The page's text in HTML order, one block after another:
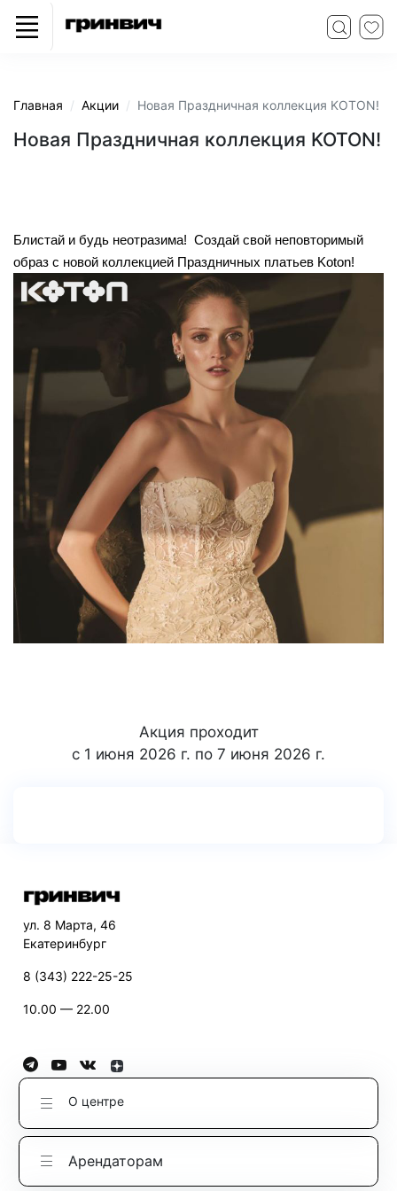
Главная Акции Новая Праздничная коллекция KOTON!
Новая Праздничная коллекция KOTON!
Блистай и будь неотразима! Создай свой неповторимый
образ с новой коллекцией Праздничных платьев Koton!
Акция проходит
с 1 июня 2026 г. по 7 июня 2026 г.
ул. 8 Марта, 46
Екатеринбург
8 (343) 222-25-25
10.00 — 22.00
О центре
Арендаторам